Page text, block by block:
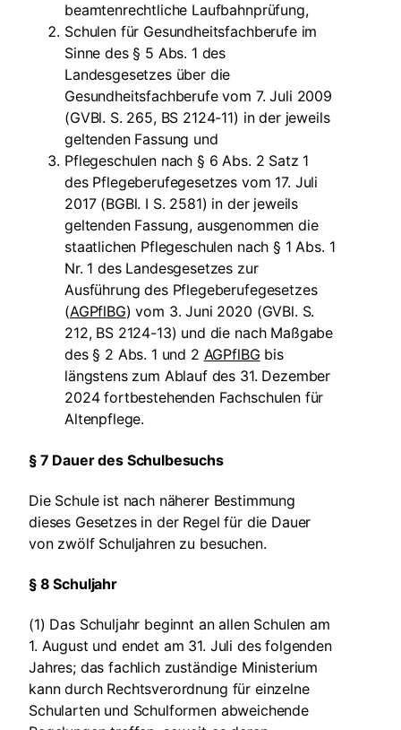
beamtenrechtliche Laufbahnprüfung,
Schulen für Gesundheitsfachberufe im
Sinne des § 5 Abs. 1 des
Landesgesetzes über die
Gesundheitsfachberufe vom 7. Juli 2009
(GVBl. S. 265, BS 2124-11) in der jeweils
geltenden Fassung und
Pflegeschulen nach § 6 Abs. 2 Satz 1
des Pflegeberufegesetzes vom 17. Juli
2017 (BGBl. I S. 2581) in der jeweils
geltenden Fassung, ausgenommen die
staatlichen Pflegeschulen nach § 1 Abs. 1
Nr. 1 des Landesgesetzes zur
Ausführung des Pflegeberufegesetzes
(AGPflBG) vom 3. Juni 2020 (GVBl. S.
212, BS 2124-13) und die nach Maßgabe
des § 2 Abs. 1 und 2 AGPflBG bis
längstens zum Ablauf des 31. Dezember
2024 fortbestehenden Fachschulen für
Altenpflege.
§ 7 Dauer des Schulbesuchs
Die Schule ist nach näherer Bestimmung
dieses Gesetzes in der Regel für die Dauer
von zwölf Schuljahren zu besuchen.
§ 8 Schuljahr
(1) Das Schuljahr beginnt an allen Schulen am
1. August und endet am 31. Juli des folgenden
Jahres; das fachlich zuständige Ministerium
kann durch Rechtsverordnung für einzelne
Schularten und Schulformen abweichende